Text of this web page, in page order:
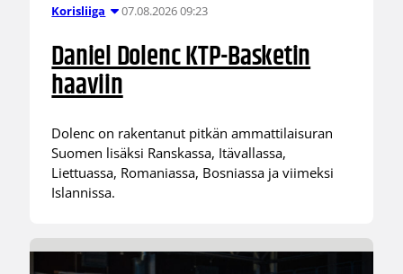
Korisliiga 07.08.2026 09:23
Daniel Dolenc KTP-Basketin
haaviin
Dolenc on rakentanut pitkän ammattilaisuran
Suomen lisäksi Ranskassa, Itävallassa,
Liettuassa, Romaniassa, Bosniassa ja viimeksi
Islannissa.